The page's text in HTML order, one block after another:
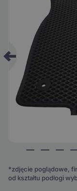
*zdjęcie poglądowe,
od kształtu podłogi